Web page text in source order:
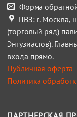
Форма
ПВЗ: г. Москва,
(торговый ряд)
Энтузиастов).
входа прямо.
Публичная оферта
Политика
ПАРТНЕРСКАЯ